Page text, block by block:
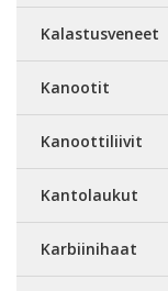
Kalastusveneet
Kanootit
Kanoottiliivit
Kantolaukut
Karbiinihaat